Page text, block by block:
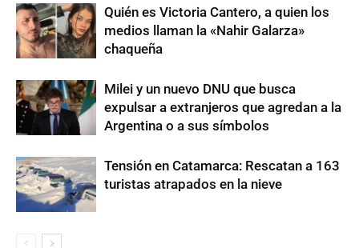
Quién es Victoria Cantero, a quien los
medios llaman la «Nahir Galarza»
chaqueña
Milei y un nuevo DNU que busca
expulsar a extranjeros que agredan a la
Argentina o a sus símbolos
Tensión en Catamarca: Rescatan a 163
turistas atrapados en la nieve